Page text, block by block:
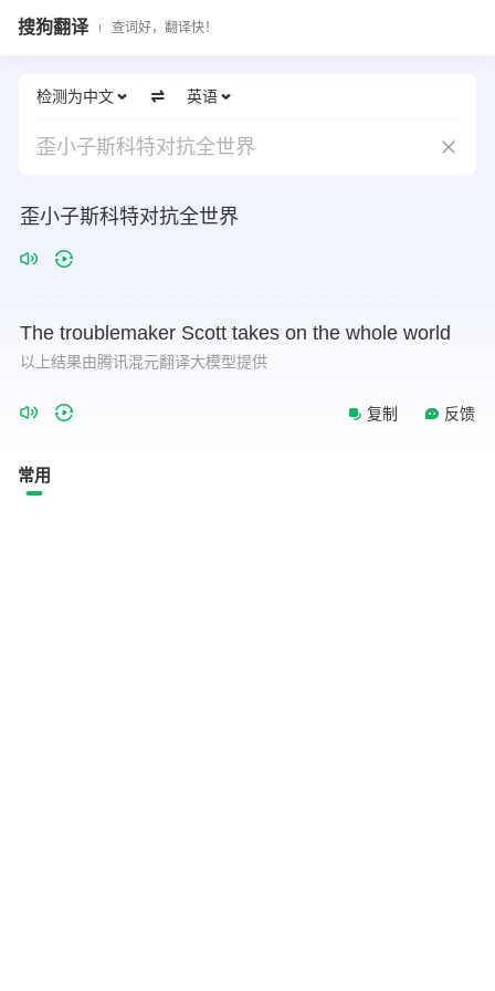
搜狗翻译 查词好，翻译快！
检测为中文 英语
歪小子斯科特对抗全世界
歪小子斯科特对抗全世界
The troublemaker Scott takes on the whole world
以上结果由腾讯混元翻译大模型提供
复制 反馈
常用